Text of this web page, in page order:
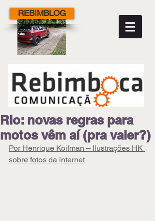
REBIMBLOG
Rio: novas regras para
motos vêm aí (pra valer?)
Por Henrique Koifman – Ilustrações HK
sobre fotos da internet